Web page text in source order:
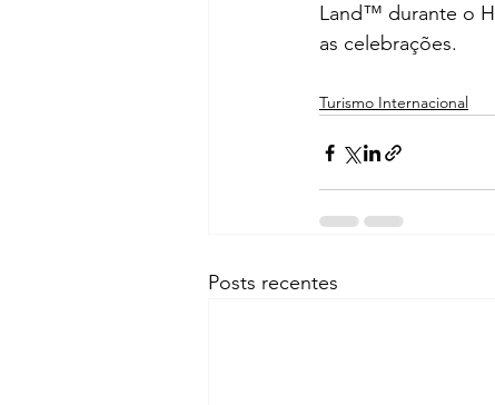
Land™ durante o
as celebrações.
Turismo Internacional
Posts recentes